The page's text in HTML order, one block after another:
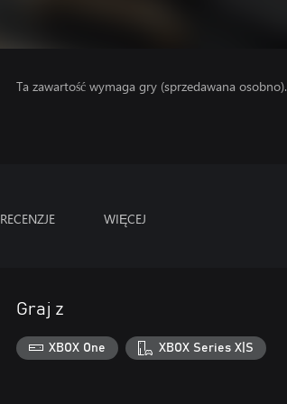
Ta zawartość wymaga gry (sprzedawana osobno).
RECENZJE WIĘCEJ
Graj z
XBOX One XBOX Series X|S